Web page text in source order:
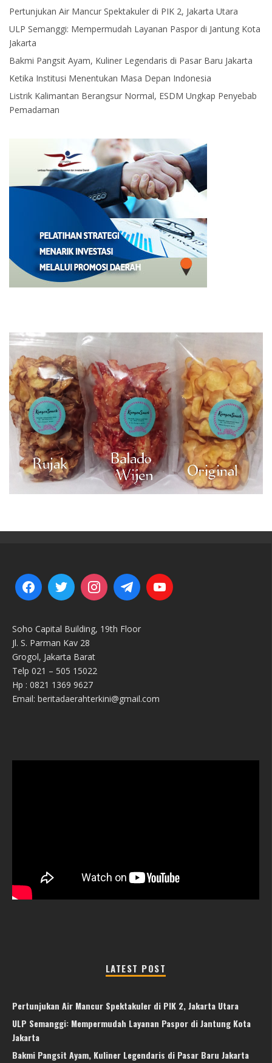
Pertunjukan Air Mancur Spektakuler di PIK 2, Jakarta Utara
ULP Semanggi: Mempermudah Layanan Paspor di Jantung Kota
Jakarta
Bakmi Pangsit Ayam, Kuliner Legendaris di Pasar Baru Jakarta
Ketika Institusi Menentukan Masa Depan Indonesia
Listrik Kalimantan Berangsur Normal, ESDM Ungkap Penyebab
Pemadaman
Soho Capital Building, 19th Floor
Jl. S. Parman Kav 28
Grogol, Jakarta Barat
Telp 021 – 505 15022
Hp : 0821 1369 9627
Email: beritadaerahterkini@gmail.com
LATEST POST
Pertunjukan Air Mancur Spektakuler di PIK 2, Jakarta Utara
ULP Semanggi: Mempermudah Layanan Paspor di Jantung Kota
Jakarta
Bakmi Pangsit Ayam, Kuliner Legendaris di Pasar Baru Jakarta